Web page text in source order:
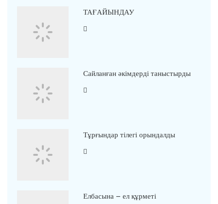
ТАҒАЙЫНДАУ
Сайланған әкімдерді таныстырды
Тұрғындар тілегі орындалды
Елбасына – ел құрметі